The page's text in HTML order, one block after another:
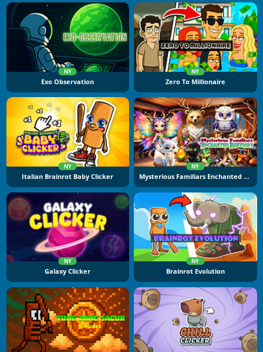
NY
Exo Observation
NY
Zero To Millionaire
NY
Italian Brainrot Baby Clicker
NY
Mysterious Familiars Enchanted Bestiary
NY
Galaxy Clicker
NY
Brainrot Evolution